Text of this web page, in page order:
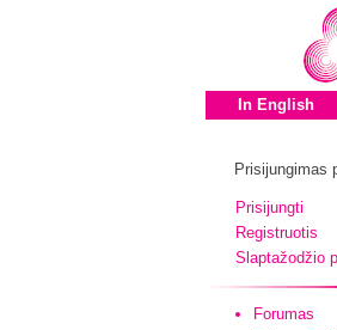
In English
Prisijungimas
Prisijungti
Registruotis
Slaptažodžio
Forumas